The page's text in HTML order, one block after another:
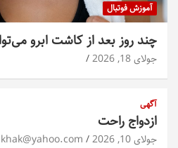
آموزش فوتبال
چند روز بعد از کاشت ابرو
جولای 18, 2026
آگهی
ازدواج راحت
جولای 10, 2026